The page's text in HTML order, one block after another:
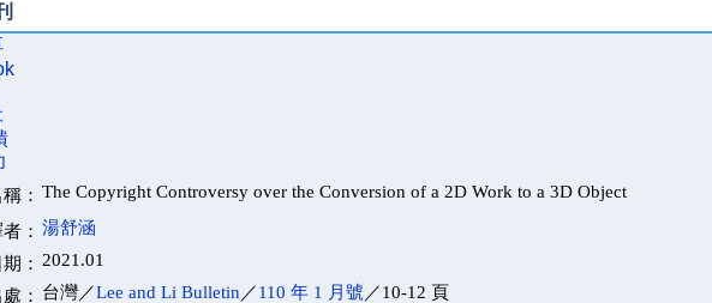
： The Copyright Controversy over the Conversion of a 2D Work to a 3D Object
： 湯舒涵
： 2021.01
： 台灣／Lee and Li Bulletin ／110 年 1 月號 ／10-12 頁